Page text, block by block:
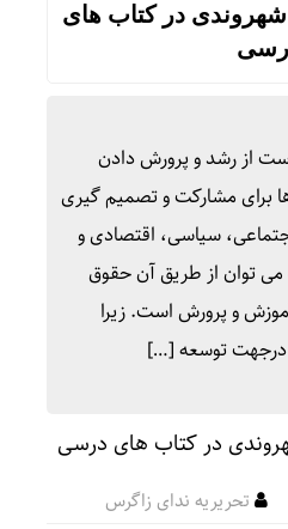
در کتاب های
از رشد و پرورش دادن
برای مشارکت و تصمیم گیری
سیاسی، اقتصادی و
توان از طریق آن حقوق
و پرورش است. زیرا
درجهت توسعه […]
تحریریه ندای زاگرس